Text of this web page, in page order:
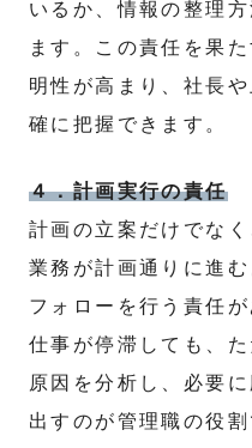
いるか、情報の整理
ます。この責任を果
明性が高まり、社長
確に把握できます。
４．計画実行の責任
計画の立案だけでな
業務が計画通りに進
フォローを行う責任
仕事が停滞しても、
原因を分析し、必要
出すのが管理職の役